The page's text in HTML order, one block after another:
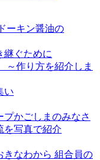
ーキン醤油の
継ぐために
作り方を紹介しま
い
かごしまのみなさ
を写真で紹介
きなわから 組合員の